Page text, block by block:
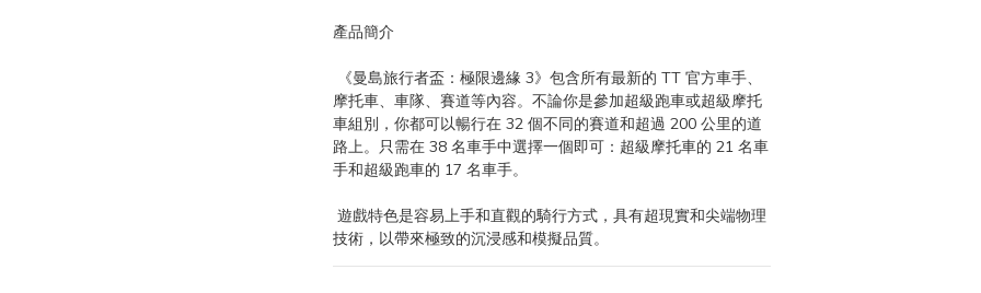
產品簡介
摩托車、車隊、賽道等內容。不論你是參加超級跑車或超級摩托
車組別，你都可以暢行在 32 個不同的賽道和超過 200 公里的道
路上。只需在 38 名車手中選擇一個即可：超級摩托車的 21 名車
手和超級跑車的 17 名車手。
技術，以帶來極致的沉浸感和模擬品質。